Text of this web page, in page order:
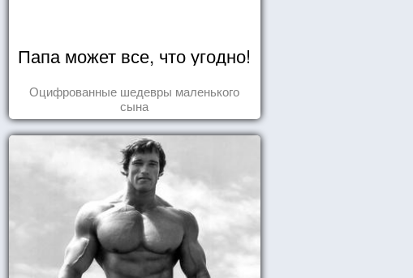
Папа может все, что угодно!
Оцифрованные шедевры маленького
сына